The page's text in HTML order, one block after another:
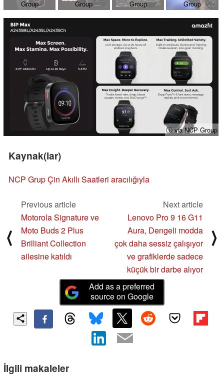
Group Group Group Group
ⓘ via NCP Group
Kaynak(lar)
NCP GrupÇin Akıllı Saatleri aracılığıyla
⟨
Previous article
Motorola Signature ve
Moto Buds 2 Plus
Brilliant Collection
ailesine katıldı
Next article
Lenovo Pro 9 16 G11
Aura, Dengeli modda
çok daha sessiz çalışıyor
ve grafiklerde sadece
küçük bir darbe alıyor
⟩
Add as a preferred
source on Google
İlgili makaleler